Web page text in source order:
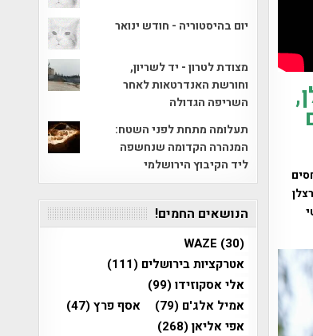
יום בהיסטוריה - חודש ינואר
מצודת לטרון - יד לשריון,
וחורשת האנדרטאות לאחר
השריפה הגדולה
תעלומה מתחת לפני השטח:
המנהרה הקדומה שנחשפה
ליד הקיבוץ הירושלמי
הנושאים החמים!
WAZE (30)
אטרקציות בירושלים (111)
אלי אסקוזידו(99)
אמיל אלג'ם (79) אסף פרץ(47)
אפי אליאן(268)